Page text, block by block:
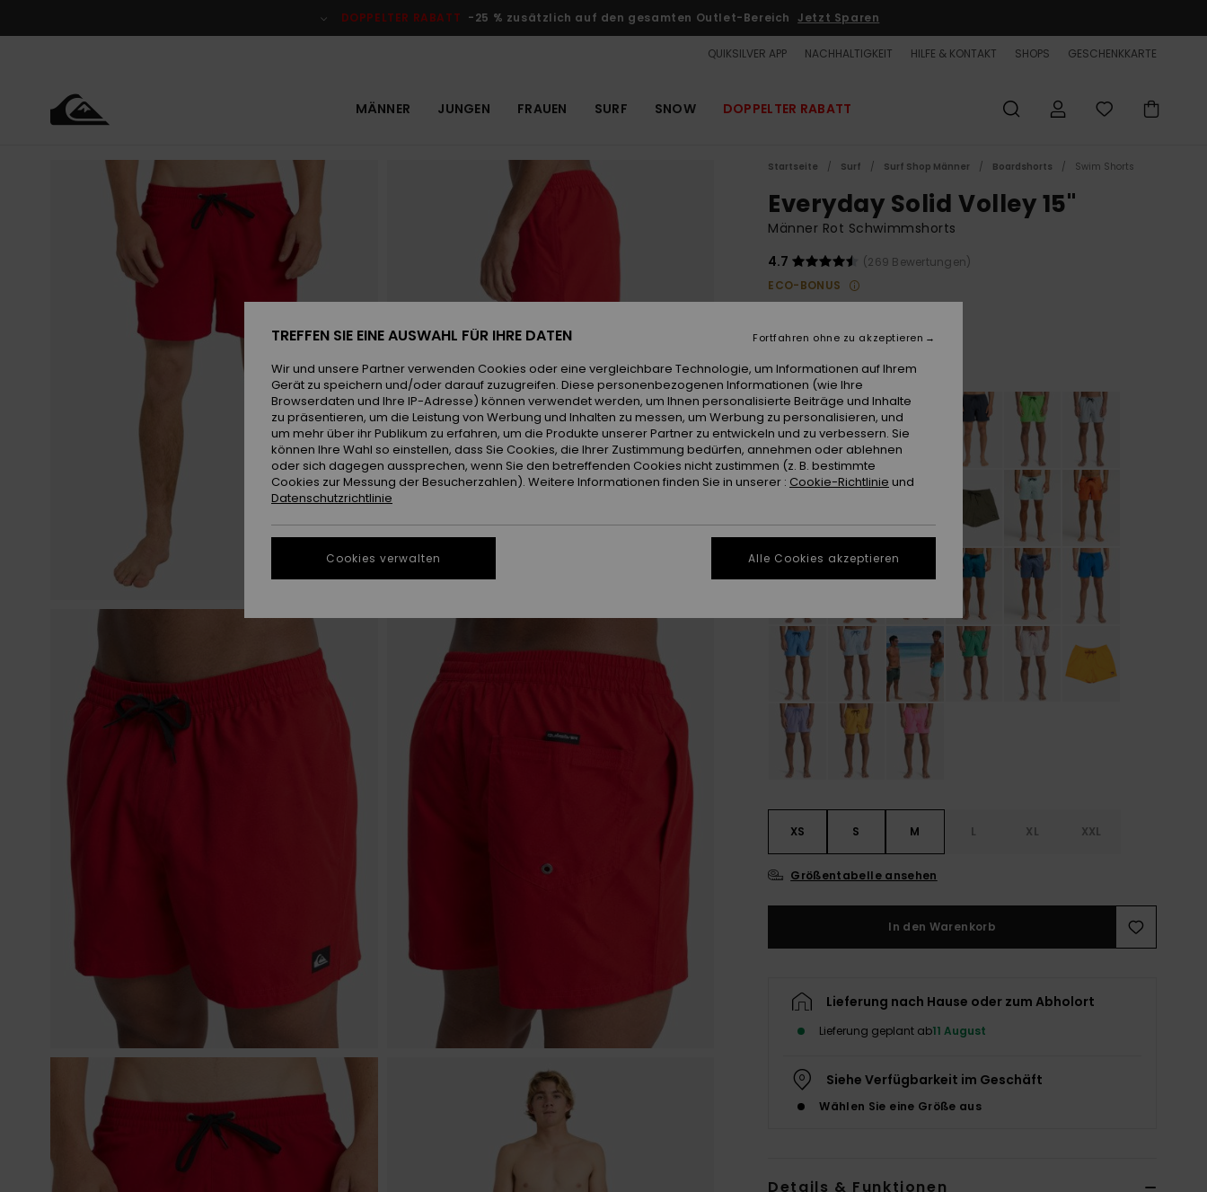
DOPPELTER RABATT -25 % zusätzlich auf den gesamten Outlet-Bereich Jetzt Sparen
QUIKSILVER APP NACHHALTIGKEIT HILFE & KONTAKT SHOPS GESCHENKKARTE
MÄNNER JUNGEN FRAUEN SURF SNOW DOPPELTER RABATT
Startseite Surf Surf Shop Männer Boardshorts Swim Shorts
Everyday Solid Volley 15"
Männer Rot Schwimmshorts
4.7
(269 Bewertungen)
ECO-BONUS
30,00 €
FarbeSalsa
XS S M L XL XXL
Größentabelle ansehen
In den Warenkorb
Lieferung nach Hause oder zum Abholort
Lieferung geplant ab11 August
Siehe Verfügbarkeit im Geschäft
Wählen Sie eine Größe aus
Details & Funktionen
TREFFEN SIE EINE AUSWAHL FÜR IHRE DATEN
Wir und unsere Partner verwenden Cookies oder eine vergleichbare Technologie, um Informationen auf Ihrem
Gerät zu speichern und/oder darauf zuzugreifen. Diese personenbezogenen Informationen (wie Ihre
Browserdaten und Ihre IP-Adresse) können verwendet werden, um Ihnen personalisierte Beiträge und Inhalte
zu präsentieren, um die Leistung von Werbung und Inhalten zu messen, um Werbung zu personalisieren, und
um mehr über ihr Publikum zu erfahren, um die Produkte unserer Partner zu entwickeln und zu verbessern. Sie
können Ihre Wahl so einstellen, dass Sie Cookies, die Ihrer Zustimmung bedürfen, annehmen oder ablehnen
oder sich dagegen aussprechen, wenn Sie den betreffenden Cookies nicht zustimmen (z. B. bestimmte
Cookies zur Messung der Besucherzahlen). Weitere Informationen finden Sie in unserer : Cookie-Richtlinie und
Datenschutzrichtlinie
Cookies verwalten
Fortfahren ohne zu akzeptieren
Alle Cookies akzeptieren